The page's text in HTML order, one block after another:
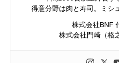
得意分野は肉と寿司。ミシ
株式会社BNF
株式会社門崎（格